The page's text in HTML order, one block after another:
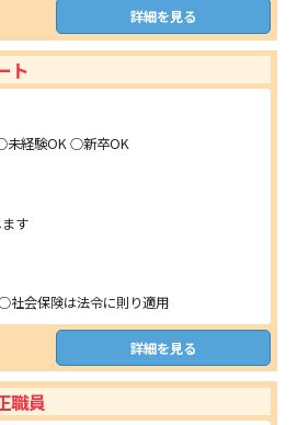
詳細を見る
ト
経験OK ○新卒OK
す
会保険は法令に則り適用
詳細を見る
職員